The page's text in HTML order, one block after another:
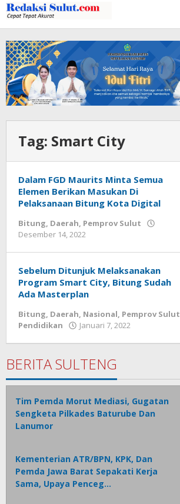
Lewati
ke
konten
Tag: Smart City
Dalam FGD Maurits Minta Semua
Elemen Berikan Masukan Di
Pelaksanaan Bitung Kota Digital
Bitung, Daerah, Pemprov Sulut
Desember 14, 2022
Sebelum Ditunjuk Melaksanakan
Program Smart City, Bitung Sudah
Ada Masterplan
Bitung, Daerah, Nasional, Pemprov Sulut
Pendidikan
Januari 7, 2022
BERITA SULTENG
Tim Pemda Morut Mediasi, Gugatan
Sengketa Pilkades Baturube Dan
Lanumor
Kementerian ATR/BPN, KPK, Dan
Pemda Jawa Barat Sepakati Kerja
Sama, Upaya Penceg…